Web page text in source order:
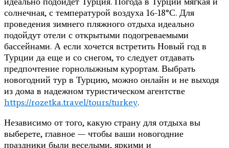
солнечная, с температурой воздуха 16-18°С. Для
проведения зимнего пляжного отдыха идеально
подойдут отели с открытыми подогреваемыми
бассейнами. А если хочется встретить Новый год в
Турции да еще и со снегом, то следует отдавать
предпочтение горнолыжным курортам. Выбрать
новогодний тур в Турцию, можно онлайн и не выходя
из дома в надежном туристическом агентстве
https://rozetka.travel/tours/turkey.
Независимо от того, какую страну для отдыха вы
выберете, главное — чтобы ваши новогодние
праздники были веселыми, яркими и